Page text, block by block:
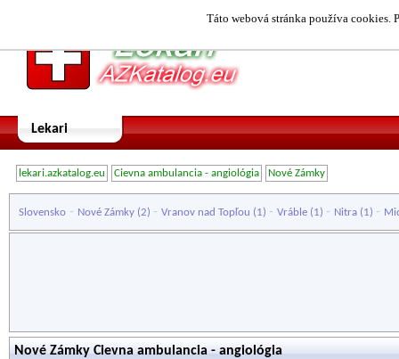
Táto webová stránka používa cookies.
Lekari
lekari.azkatalog.eu Cievna ambulancia - angiológia Nové Zámky
Slovensko - Nové Zámky (2) - Vranov nad Topľou (1) - Vráble (1) - Nitra (1) -
Nové Zámky Cievna ambulancia - angiológia